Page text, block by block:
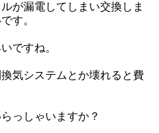
が漏電してしまい交換しま
す。
ですね。
気システムとか壊れると費
っしゃいますか？